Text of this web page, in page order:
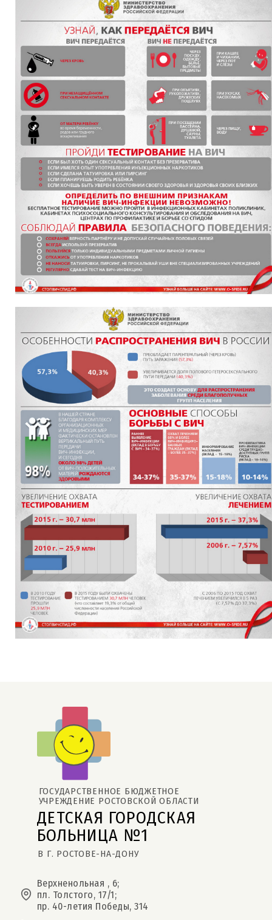
ДЕТСКАЯ ГОРОДСКАЯ
БОЛЬНИЦА №1
В Г. РОСТОВЕ-НА-ДОНУ
ГОСУДАРСТВЕННОЕ БЮДЖЕТНОЕ
УЧРЕЖДЕНИЕ РОСТОВСКОЙ ОБЛАСТИ
Верхненольная , 6;
пл. Толстого, 17/1;
пр. 40-летия Победы, 314